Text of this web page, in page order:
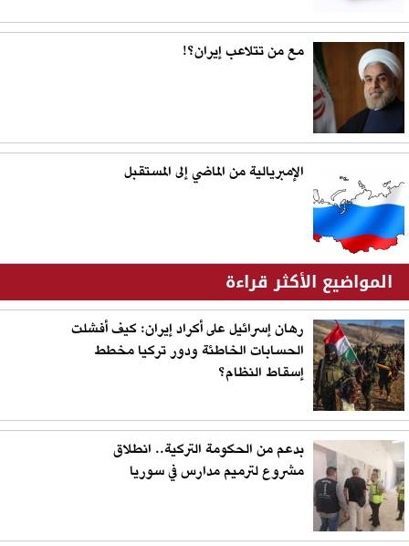
مع من تتلاعب إيران؟!
الإمبريالية من الماضي إلى المستقبل
المواضيع الأكثر قراءة
رهان إسرائيل على أكراد إيران: كيف أفشلت
الحسابات الخاطئة ودور تركيا مخطط
إسقاط النظام؟
بدعم من الحكومة التركية.. انطلاق
مشروع لترميم مدارس في سوريا